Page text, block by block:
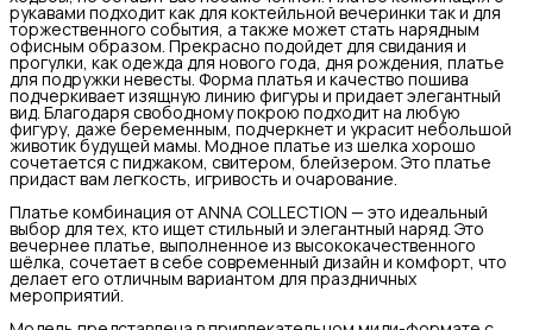
рукавами подходит как для коктейльной вечеринки так и для
торжественного события, а также может стать нарядным
офисным образом. Прекрасно подойдет для свидания и
прогулки, как одежда для нового года, дня рождения, платье
для подружки невесты. Форма платья и качество пошива
подчеркивает изящную линию фигуры и придает элегантный
вид. Благодаря свободному покрою подходит на любую
фигуру, даже беременным, подчеркнет и украсит небольшой
животик будущей мамы. Модное платье из шелка хорошо
сочетается с пиджаком, свитером, блейзером. Это платье
придаст вам легкость, игривость и очарование.
Платье комбинация от ANNA COLLECTION — это идеальный
выбор для тех, кто ищет стильный и элегантный наряд. Это
вечернее платье, выполненное из высококачественного
шёлка, сочетает в себе современный дизайн и комфорт, что
делает его отличным вариантом для праздничных
мероприятий.